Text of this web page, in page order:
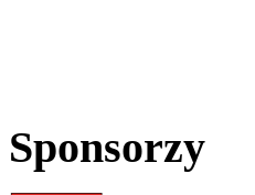
Sponsorzy